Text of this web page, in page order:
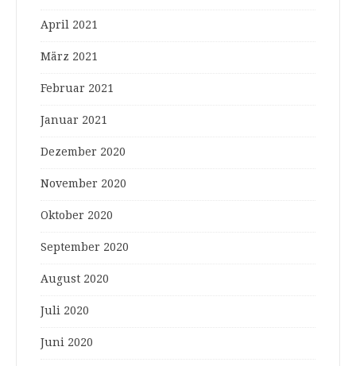
April 2021
März 2021
Februar 2021
Januar 2021
Dezember 2020
November 2020
Oktober 2020
September 2020
August 2020
Juli 2020
Juni 2020